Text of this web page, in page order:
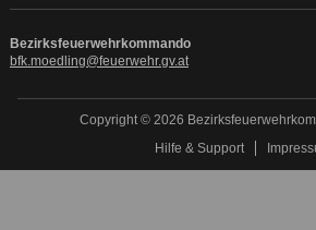
Bezirksfeuerwehrkommando
bfk.moedling@feuerwehr.gv.at
Copyright © 2026
Hilfe & Support